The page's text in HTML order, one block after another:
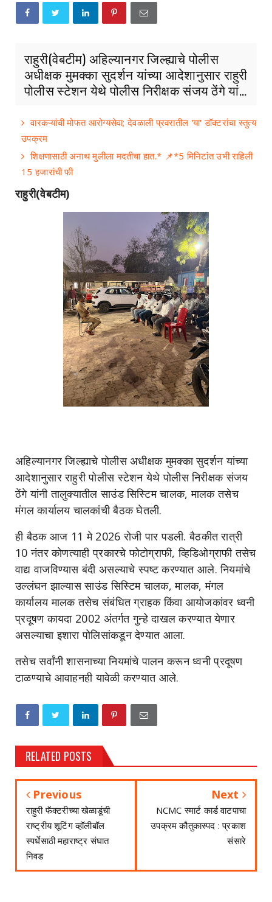
राहुरी(वेबटीम) अहिल्यानगर जिल्ह्याचे पोलीस
अधीक्षक मुमक्का सुदर्शन यांच्या आदेशानुसार राहुरी
पोलीस स्टेशन येथे पोलीस निरीक्षक संजय ठेंगे यां...
वारकऱ्यांची मोफत आरोग्यसेवा; देवळाली प्रवरातील 'या' डॉक्टरांचा स्तुत्य
उपक्रम
शिक्षणासाठी अनाथ मुलीला मदतीचा हात.* 📌*5 मिनिटांत उभी राहिली
15 हजारांची फी
राहुरी(वेबटीम)
अहिल्यानगर जिल्ह्याचे पोलीस अधीक्षक मुमक्का सुदर्शन यांच्या
आदेशानुसार राहुरी पोलीस स्टेशन येथे पोलीस निरीक्षक संजय
ठेंगे यांनी तालुक्यातील साउंड सिस्टिम चालक, मालक तसेच
मंगल कार्यालय चालकांची बैठक घेतली.
ही बैठक आज 11 मे 2026 रोजी पार पडली. बैठकीत रात्री
10 नंतर कोणत्याही प्रकारचे फोटोग्राफी, व्हिडिओग्राफी तसेच
वाद्य वाजविण्यास बंदी असल्याचे स्पष्ट करण्यात आले. नियमांचे
उल्लंघन झाल्यास साउंड सिस्टिम चालक, मालक, मंगल
कार्यालय मालक तसेच संबंधित ग्राहक किंवा आयोजकांवर ध्वनी
प्रदूषण कायदा 2002 अंतर्गत गुन्हे दाखल करण्यात येणार
असल्याचा इशारा पोलिसांकडून देण्यात आला.
तसेच सर्वांनी शासनाच्या नियमांचे पालन करून ध्वनी प्रदूषण
टाळण्याचे आवाहनही यावेळी करण्यात आले.
RELATED POSTS
Previous
राहुरी फॅक्टरीच्या खेळाडूंची
राष्ट्रीय शूटिंग व्हॉलीबॉल
स्पर्धेसाठी महाराष्ट्र संघात
निवड
Next
NCMC स्मार्ट कार्ड वाटपाचा
उपक्रम कौतुकास्पद : प्रकाश
संसारे